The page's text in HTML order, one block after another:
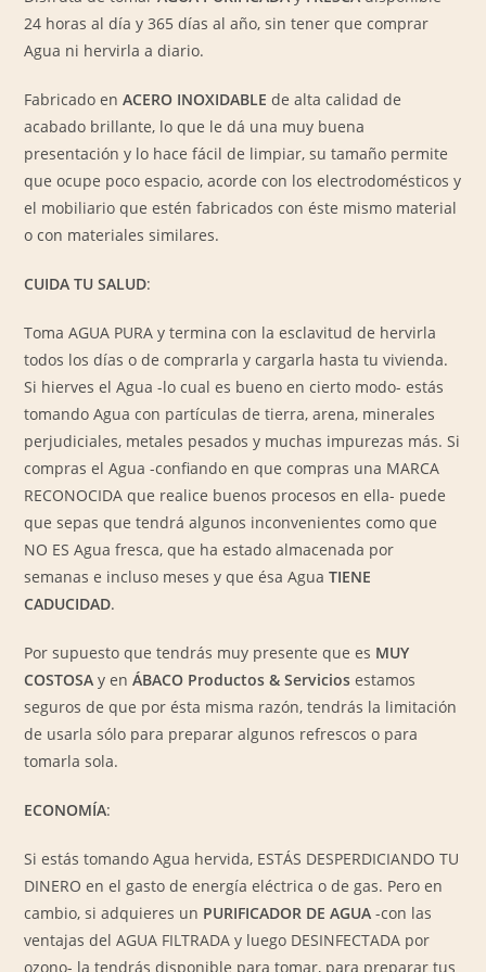
24 horas al día y 365 días al año, sin tener que comprar
Agua ni hervirla a diario.
Fabricado enACERO INOXIDABLE de alta calidad de
acabado brillante, lo que le dá una muy buena
presentación y lo hace fácil de limpiar, su tamaño permite
que ocupe poco espacio, acorde con los electrodomésticos y
el mobiliario que estén fabricados con éste mismo material
o con materiales similares.
CUIDA TU SALUD:
Toma AGUA PURA y termina con la esclavitud de hervirla
todos los días o de comprarla y cargarla hasta tu vivienda.
Si hierves el Agua -lo cual es bueno en cierto modo- estás
tomando Agua con partículas de tierra, arena, minerales
perjudiciales, metales pesados y muchas impurezas más. Si
compras el Agua -confiando en que compras una MARCA
RECONOCIDA que realice buenos procesos en ella- puede
que sepas que tendrá algunos inconvenientes como que
NO ES Agua fresca, que ha estado almacenada por
semanas e incluso meses y que ésa AguaTIENE
CADUCIDAD.
Por supuesto que tendrás muy presente que es MUY
COSTOSA y enÁBACO Productos & Servicios estamos
seguros de que por ésta misma razón, tendrás la limitación
de usarla sólo para preparar algunos refrescos o para
tomarla sola.
ECONOMÍA:
Si estás tomando Agua hervida, ESTÁS DESPERDICIANDO TU
DINERO en el gasto de energía eléctrica o de gas. Pero en
cambio, si adquieres un PURIFICADOR DE AGUA -con las
ventajas del AGUA FILTRADA y luego DESINFECTADA por
ozono- la tendrás disponible para tomar, para preparar tus